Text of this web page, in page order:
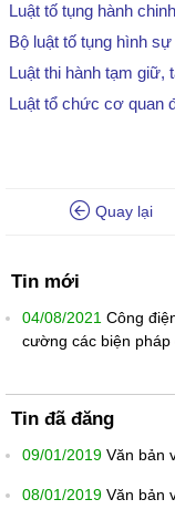
Luật tố tụng hành chinh
Bộ luật tố tụng hình sự
Luật thi hành tạm giữ,
Luật tổ chức cơ quan
Quay lại
Tin mới
04/08/2021 Công
cường các biện
Tin đã đăng
09/01/2019 Văn bản
08/01/2019 Văn bản